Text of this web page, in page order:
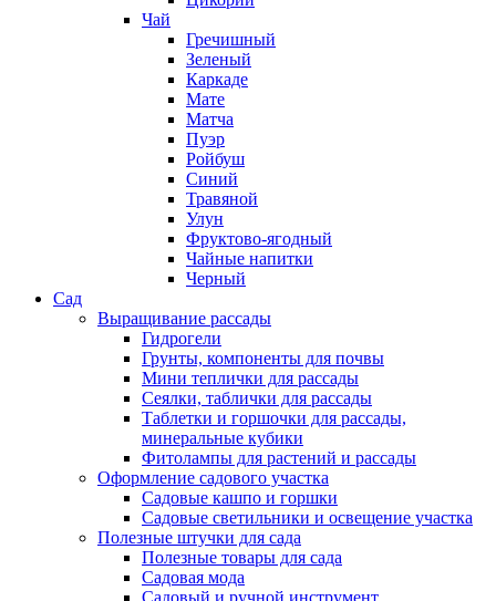
Чай
Гречишный
Зеленый
Каркаде
Мате
Матча
Пуэр
Ройбуш
Синий
Травяной
Улун
Фруктово-ягодный
Чайные напитки
Черный
Сад
Выращивание рассады
Гидрогели
Грунты, компоненты для почвы
Мини теплички для рассады
Сеялки, таблички для рассады
Таблетки и горшочки для рассады,
минеральные кубики
Фитолампы для растений и рассады
Оформление садового участка
Садовые кашпо и горшки
Садовые светильники и освещение участка
Полезные штучки для сада
Полезные товары для сада
Садовая мода
Садовый и ручной инструмент